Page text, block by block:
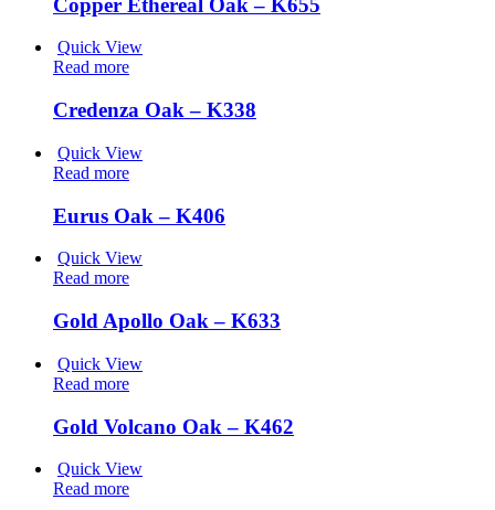
Copper Ethereal Oak – K655
Quick View
Read more
Credenza Oak – K338
Quick View
Read more
Eurus Oak – K406
Quick View
Read more
Gold Apollo Oak – K633
Quick View
Read more
Gold Volcano Oak – K462
Quick View
Read more